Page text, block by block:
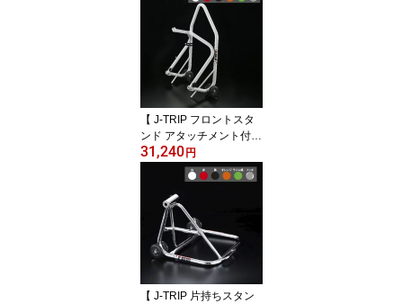
ンテナンススタンド メン
テスタンド レーシングス
タンド レースタ 洗車 長
期保管 J・TRIP Jトリッ
プ ジェイトリップ 白/赤/
黒/オレンジ/ライム緑/メ
ッキ JT-120 公式ショッ
プ【 J-TRIP フロントスタ
ンド アタッチメント付属
】 日本製 バイクスタン
ド J・TRIP Jトリップ ジ
ェイトリップ JT-1162 バ
イクメンテナンススタン
ド メンテスタンド レー
シングスタンド レースタ
スタンドアップ 洗車 長
期保管 公式ショップ オ
フィシャルショップ
31,240円
【 J-TRIP 片持ちスタン